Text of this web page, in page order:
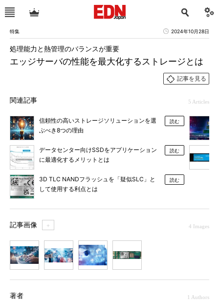
特集 2024年10月28日
エッジサーバの性能を最大化するストレージとは
処理能力と熱管理のバランスが重要
記事を見る
関連記事 5 Articles
信頼性の高いストレージソリューションを選
ぶべき8つの理由
読む
データセンター向けSSDをアプリケーション
に最適化するメリットとは
読む
3D TLC NANDフラッシュを「疑似SLC」と
して使用する利点とは
読む
記事画像 ＋ 4 Images
著者 1 Authors